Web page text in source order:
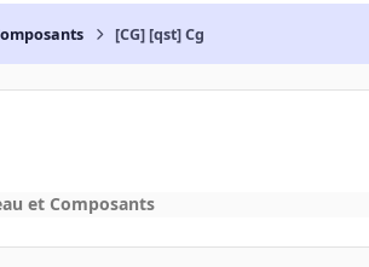
[CG] [qst] Cg
et Composants